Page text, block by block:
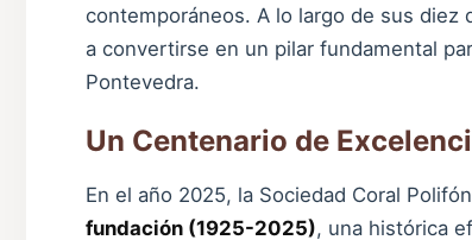
contemporáneos. A lo largo de sus diez
a convertirse en un pilar fundamental
Pontevedra.
Un Centenario de
En el año 2025, la Sociedad Coral
fundación (1925-2025), una histórica